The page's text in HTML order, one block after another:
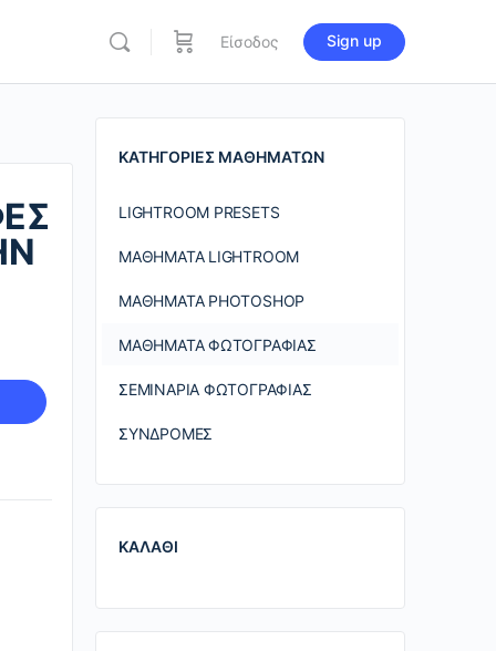
Είσοδος Sign up
ΚΑΤΗΓΟΡΊΕΣ ΜΑΘΗΜΆΤΩΝ
LIGHTROOM PRESETS
ΜΑΘΉΜΑΤΑ LIGHTROOM
ΜΑΘΉΜΑΤΑ PHOTOSHOP
ΜΑΘΉΜΑΤΑ ΦΩΤΟΓΡΑΦΊΑΣ
ΣΕΜΙΝΆΡΙΑ ΦΩΤΟΓΡΑΦΊΑΣ
ΣΥΝΔΡΟΜΈΣ
ΚΑΛΆΘΙ